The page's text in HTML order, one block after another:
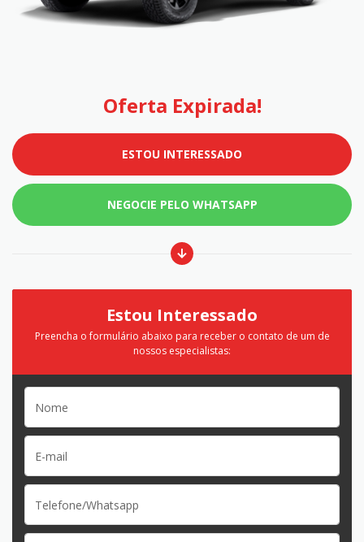
Oferta Expirada!
ESTOU INTERESSADO
NEGOCIE PELO WHATSAPP
Estou Interessado
Preencha o formulário abaixo para receber o contato de um de
nossos especialistas: